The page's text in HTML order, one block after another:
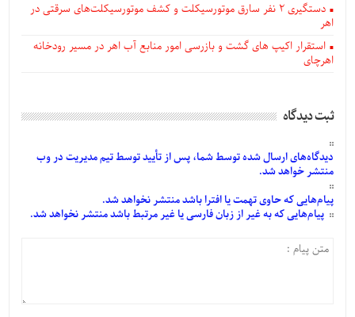
دستگيری ۲ نفر سارق موتورسیکلت و کشف موتورسیکلت‌های سرقتی در
اهر
استقرار اکیپ های گشت و بازرسی امور منابع آب اهر در مسیر رودخانه
اهرچای
ثبت دیدگاه
دیدگاه‌هایارسالشدهتوسط شما، پس ازتأییدتوسط تیم مدیریت در وب
منتشر خواهد شد.
پیام‌هاییکه حاوی تهمت یا افترا باشد منتشر نخواهد شد.
پیام‌هاییکه به غیر از زبان فارسی یا غیر مرتبط باشد منتشر نخواهد شد.